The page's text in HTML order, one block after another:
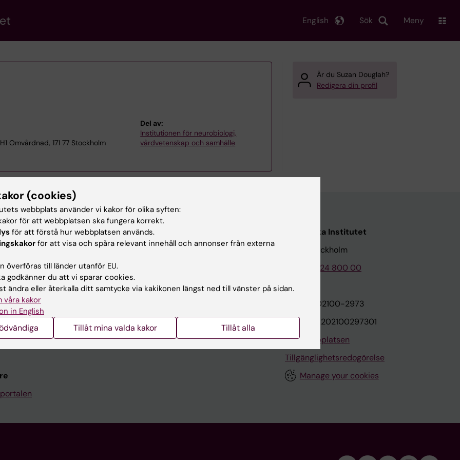
Sök
English Meny
Omvårdnad, 171 77 Stockholm
Del av:
Institutionen för neurobiologi,
vårdvetenskap och samhälle
Är du Suzan Douglah?
Redigera din profil
Kontakta och besök KI
Universitetsbiblioteket
Jobba på KI
Kontakta presstjänsten
Karolinska Institutet
171 77 Stockholm
Tel: 08-524 800 00
Org.nr: 202100-2973
VAT.nr: SE202100297301
Om webbplatsen
Tillgänglighetsredogörelse
Manage your cookies
(cookies)
webbplats använder vi kakor för olika syften:
för att webbplatsen ska fungera korrekt.
för att förstå hur webbplatsen används.
för att visa och spåra relevant innehåll och annonser från externa
överföras till länder utanför EU.
godkänner du att vi sparar cookies.
ändra eller återkalla ditt samtycke via kakikonen längst ned till vänster på sidan.
våra kakor
in English
Tillåt mina valda kakor Tillåt alla